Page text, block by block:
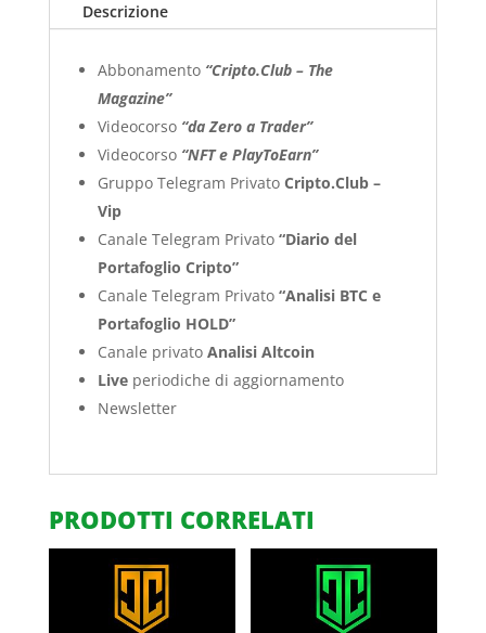
Descrizione
Abbonamento “Cripto.Club – The
Magazine”
Videocorso “da Zero a Trader”
Videocorso “NFT e PlayToEarn”
Gruppo Telegram Privato Cripto.Club –
Vip
Canale Telegram Privato “Diario del
Portafoglio Cripto”
Canale Telegram Privato “Analisi BTC e
Portafoglio HOLD”
Canale privato Analisi Altcoin
Liveperiodiche di aggiornamento
Newsletter
PRODOTTI CORRELATI